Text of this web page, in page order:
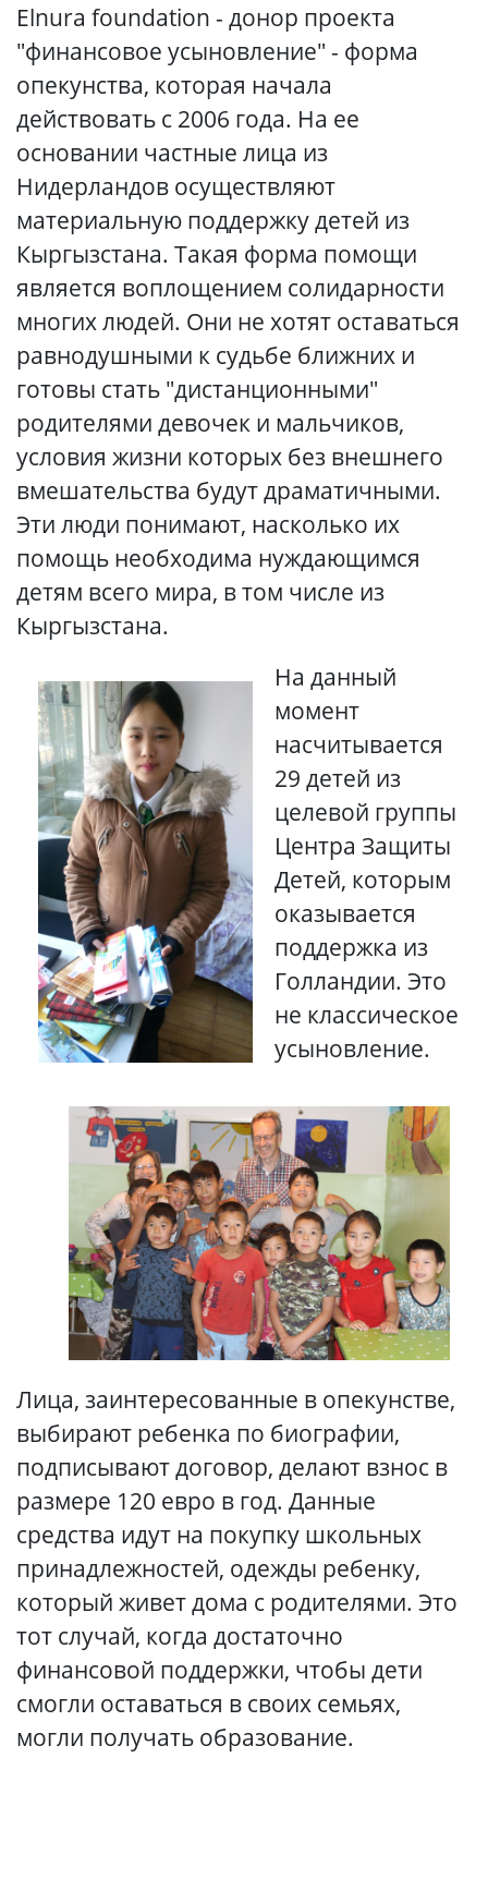
Elnura foundation - донор проекта
"финансовое усыновление" - форма
опекунства, которая начала
действовать с 2006 года. На ее
основании частные лица из
Нидерландов осуществляют
материальную поддержку детей из
Кыргызстана. Такая форма помощи
является воплощением солидарности
многих людей. Они не хотят оставаться
равнодушными к судьбе ближних и
готовы стать "дистанционными"
родителями девочек и мальчиков,
условия жизни которых без внешнего
вмешательства будут драматичными.
Эти люди понимают, насколько их
помощь необходима нуждающимся
детям всего мира, в том числе из
Кыргызстана.
На данный
момент
насчитывается
29 детей из
целевой группы
Центра Защиты
Детей, которым
оказывается
поддержка из
Голландии. Это
не классическое
усыновление.
Лица, заинтересованные в опекунстве,
выбирают ребенка по биографии,
подписывают договор, делают взнос в
размере 120 евро в год. Данные
средства идут на покупку школьных
принадлежностей, одежды ребенку,
который живет дома с родителями. Это
тот случай, когда достаточно
финансовой поддержки, чтобы дети
смогли оставаться в своих семьях,
могли получать образование.